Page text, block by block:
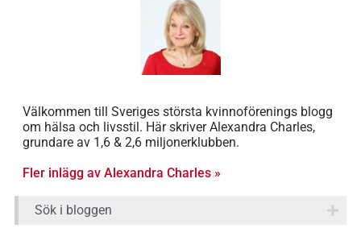
Välkommen till Sveriges största kvinnoförenings blogg
om hälsa och livsstil. Här skriver Alexandra Charles,
grundare av 1,6 & 2,6 miljonerklubben.
Fler inlägg av Alexandra Charles »
Sök i bloggen